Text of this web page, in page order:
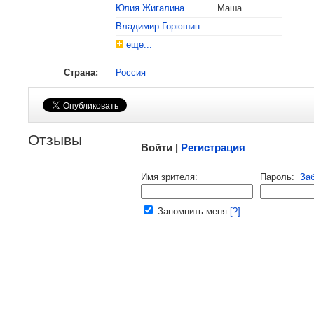
Юлия Жигалина
Маша
Владимир Горюшин
еще...
Страна: Россия
Отзывы Войти | Регистрация
Имя зрителя: Пароль:
Запомнить меня [?]